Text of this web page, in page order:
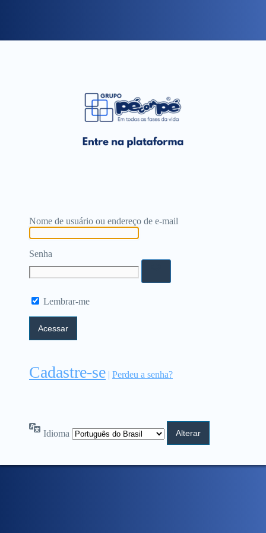
Nome de usuário ou endereço de e-mail
Senha
Lembrar-me
Cadastre-se | Perdeu a senha?
Idioma